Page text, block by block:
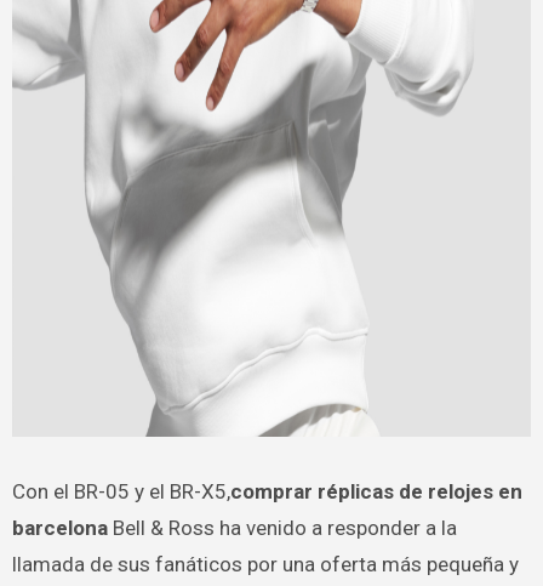
Con el BR-05 y el BR-X5,comprar réplicas de relojes en
barcelonaBell & Ross ha venido a responder a la
llamada de sus fanáticos por una oferta más pequeña y